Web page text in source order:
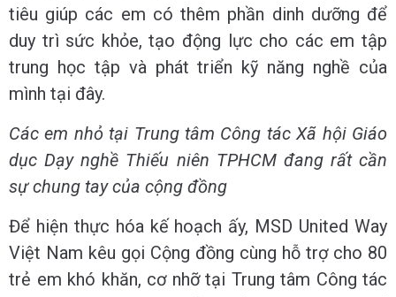
tiêu giúp các em có thêm phần dinh dưỡng để
duy trì sức khỏe, tạo động lực cho các em tập
trung học tập và phát triển kỹ năng nghề của
mình tại đây.
Các em nhỏ tại Trung tâm Công tác Xã hội Giáo
dục Dạy nghề Thiếu niên TPHCM đang rất cần
sự chung tay của cộng đồng
Để hiện thực hóa kế hoạch ấy, MSD United Way
Việt Nam kêu gọi Cộng đồng cùng hỗ trợ cho 80
trẻ em khó khăn, cơ nhỡ tại Trung tâm Công tác